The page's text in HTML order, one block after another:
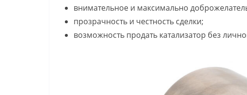
внимательное и максимально
прозрачность и честность сделки;
возможность продать катализатор без